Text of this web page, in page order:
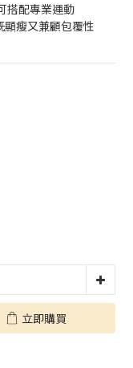
搭配專業運動
瘦又兼顧包覆性
立即購買